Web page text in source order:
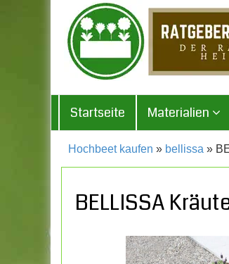
Startseite Materialien
Hochbeet kaufen » bellissa »
BELLISSA